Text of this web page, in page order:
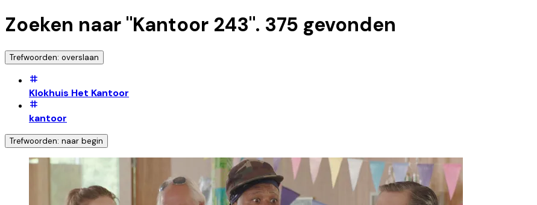
Zoeken naar "Kantoor 243". 375 gevonden
Trefwoorden: overslaan
Klokhuis Het Kantoor
kantoor
Trefwoorden: naar begin